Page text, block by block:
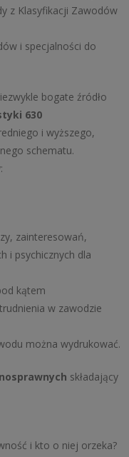
z Klasyfikacji Zawodów
i specjalności do
bogate źródło
630
i wyższego,
schematu.
zainteresowań,
i psychicznych dla
kątem
w zawodzie
można wydrukować.
składający
i kto o niej orzeka?